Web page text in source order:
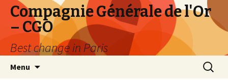
Compagnie Générale de l'Or
– CGO
Best change in Paris
Menu
pour :